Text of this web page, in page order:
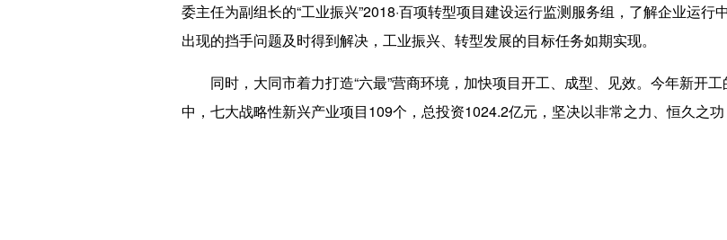
委主任为副组长的“工业振兴”2018·百项转型项目建设运行监测服务组，了解企业运
出现的挡手问题及时得到解决，工业振兴、转型发展的目标任务如期实现。
同时，大同市着力打造“六最”营商环境，加快项目开工、成型、见效。今年新开
中，七大战略性新兴产业项目109个，总投资1024.2亿元，坚决以非常之力、恒久之功